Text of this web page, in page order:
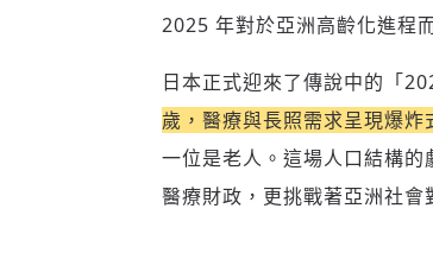
2025 年對於亞洲高齡化進程
日本正式迎來了傳說中的「
歲，醫療與長照需求呈現爆炸
一位是老人。這場人口結構
醫療財政，更挑戰著亞洲社會